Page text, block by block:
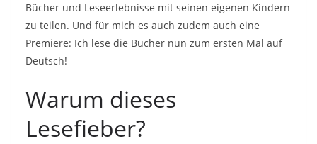
Bücher und Leseerlebnisse mit seinen eigenen Kindern
zu teilen. Und für mich es auch zudem auch eine
Premiere: Ich lese die Bücher nun zum ersten Mal auf
Deutsch!
Warum dieses
Lesefieber?